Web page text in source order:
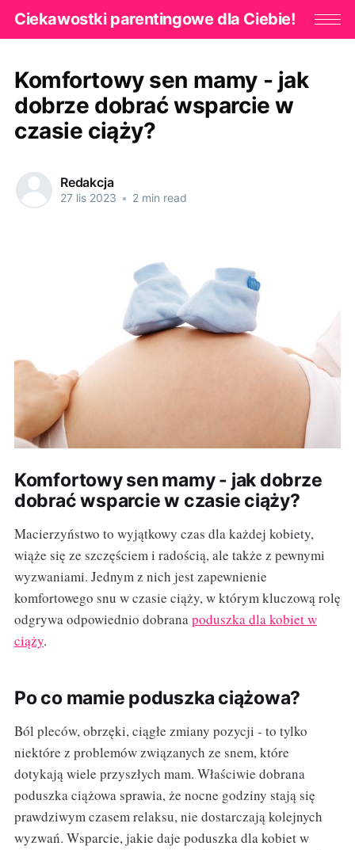
Ciekawostki parentingowe dla Ciebie!
Komfortowy sen mamy - jak
dobrze dobrać wsparcie w
czasie ciąży?
Redakcja
27 lis 2023 • 2 min read
Komfortowy sen mamy - jak dobrze
dobrać wsparcie w czasie ciąży?
Macierzyństwo to wyjątkowy czas dla każdej kobiety,
wiąże się ze szczęściem i radością, ale także z pewnymi
wyzwaniami. Jednym z nich jest zapewnienie
komfortowego snu w czasie ciąży, w którym kluczową rolę
odgrywa odpowiednio dobranapoduszka dla kobiet w
ciąży.
Po co mamie poduszka ciążowa?
Ból pleców, obrzęki, ciągłe zmiany pozycji - to tylko
niektóre z problemów związanych ze snem, które
dotykają wiele przyszłych mam. Właściwie dobrana
poduszka ciążowa sprawia, że nocne godziny stają się
prawdziwym czasem relaksu, nie dostarczają kolejnych
wyzwań. Wsparcie, jakie daje poduszka dla kobiet w